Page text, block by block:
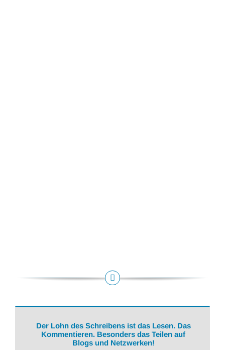
Der Lohn des Schreibens ist das Lesen. Das
Kommentieren. Besonders das Teilen auf
Blogs und Netzwerken!